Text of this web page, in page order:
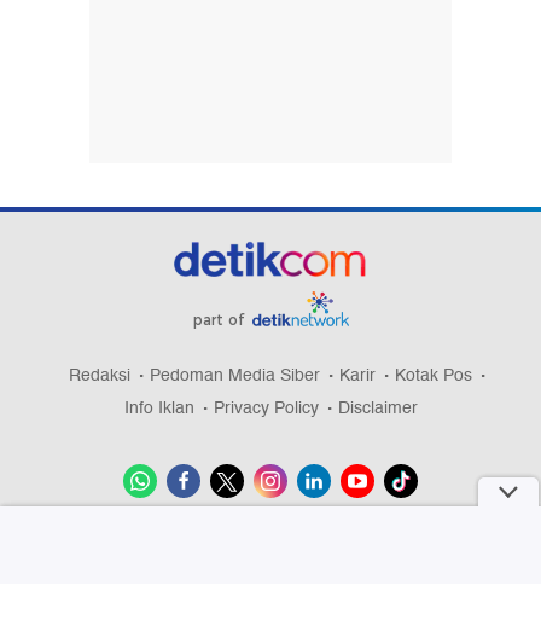
part of
Redaksi Pedoman Media Siber Karir
Kotak Pos
Info Iklan
Privacy Policy Disclaimer